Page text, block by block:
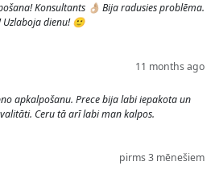
Konsultants 👌🏼 Bija radusies problēma.
Uzlaboja dienu! 🙂
11 months ago
apkalpošanu. Prece bija labi iepakota un
Ceru tā arī labi man kalpos.
pirms 3 mēnešiem